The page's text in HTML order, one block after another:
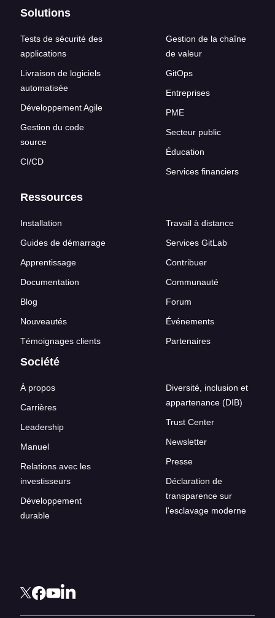
Solutions
Tests de sécurité des
applications
Livraison de logiciels
automatisée
Développement Agile
Gestion du code
source
CI/CD
Gestion de la chaîne
de valeur
GitOps
Entreprises
PME
Secteur public
Éducation
Services financiers
Ressources
Installation
Guides de démarrage
Apprentissage
Documentation
Blog
Nouveautés
Témoignages clients
Travail à distance
Services GitLab
Contribuer
Communauté
Forum
Événements
Partenaires
Société
À propos
Carrières
Leadership
Manuel
Relations avec les
investisseurs
Développement
durable
Diversité, inclusion et
appartenance (DIB)
Trust Center
Newsletter
Presse
Déclaration de
transparence sur
l'esclavage moderne